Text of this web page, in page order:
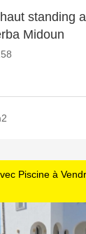
standing
Midoun
Piscine à